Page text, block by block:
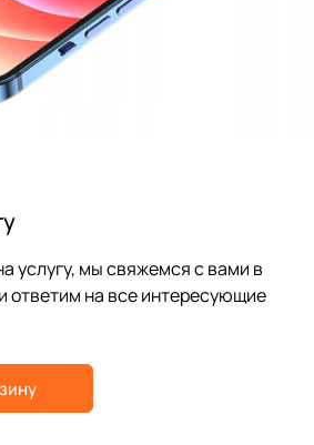
услугу, мы свяжемся с вами в
ответим на все интересующие